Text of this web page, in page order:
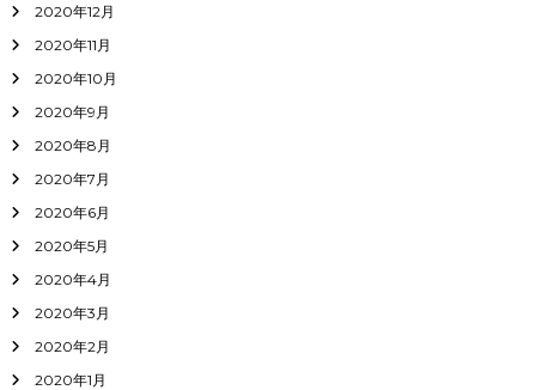
2020年12月
2020年11月
2020年10月
2020年9月
2020年8月
2020年7月
2020年6月
2020年5月
2020年4月
2020年3月
2020年2月
2020年1月